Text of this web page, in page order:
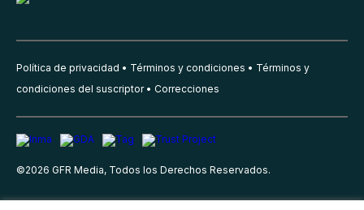
Política de privacidad Términos y condiciones
Términos y
condiciones del suscriptor
Correcciones
©2026 GFR Media, Todos los Derechos Reservados.